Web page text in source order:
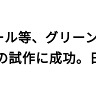
ル等、グリー
試作に成功。